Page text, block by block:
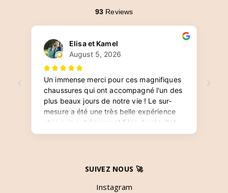
SUIVEZ NOUS 🚀
Instagram